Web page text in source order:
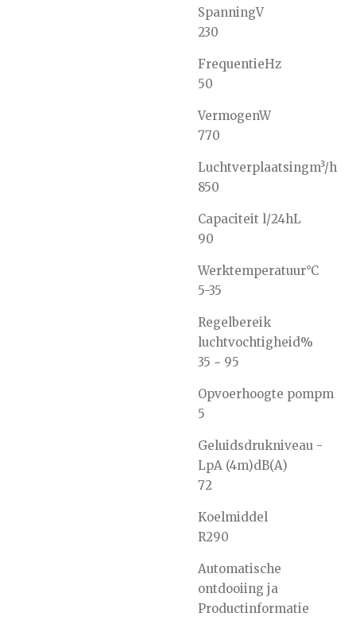
SpanningV
230
FrequentieHz
50
VermogenW
770
Luchtverplaatsingm³/h
850
Capaciteit l/24hL
90
Werktemperatuur°C
5-35
Regelbereik
luchtvochtigheid%
35 ~ 95
Opvoerhoogte pompm
5
Geluidsdrukniveau -
LpA (4m)dB(A)
72
Koelmiddel
R290
Automatische
ontdooiing ja
Productinformatie